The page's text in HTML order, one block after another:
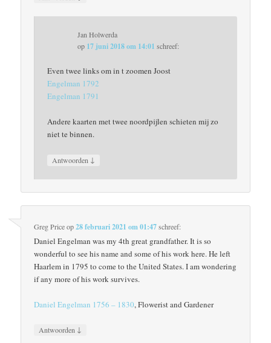
Jan Holwerda
op 17 juni 2018 om 14:01 schreef:
Even twee links om in t zoomen Joost
Engelman 1792
Engelman 1791
Andere kaarten met twee noordpijlen schieten mij zo
niet te binnen.
Antwoorden ↓
Greg Priceop28 februari 2021 om 01:47schreef:
Daniel Engelman was my 4th great grandfather. It is so
wonderful to see his name and some of his work here. He left
Haarlem in 1795 to come to the United States. I am wondering
if any more of his work survives.
Daniel Engelman 1756 – 1830, Flowerist and Gardener
Antwoorden ↓